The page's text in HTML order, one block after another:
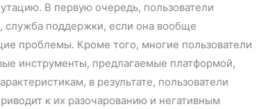
В первую очередь, пользователи
служба поддержки, если она вообще
проблемы. Кроме того, многие пользователи
инструменты, предлагаемые платформой,
в результате, пользователи
к их разочарованию и негативным